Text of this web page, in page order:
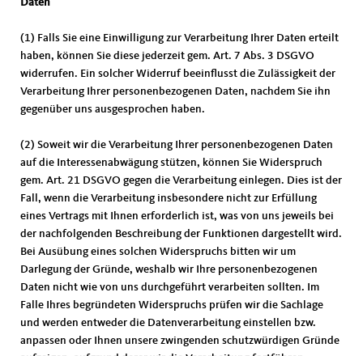
Daten
(1) Falls Sie eine Einwilligung zur Verarbeitung Ihrer Daten erteilt
haben, können Sie diese jederzeit gem. Art. 7 Abs. 3 DSGVO
widerrufen. Ein solcher Widerruf beeinflusst die Zulässigkeit der
Verarbeitung Ihrer personenbezogenen Daten, nachdem Sie ihn
gegenüber uns ausgesprochen haben.
(2) Soweit wir die Verarbeitung Ihrer personenbezogenen Daten
auf die Interessenabwägung stützen, können Sie Widerspruch
gem. Art. 21 DSGVO gegen die Verarbeitung einlegen. Dies ist der
Fall, wenn die Verarbeitung insbesondere nicht zur Erfüllung
eines Vertrags mit Ihnen erforderlich ist, was von uns jeweils bei
der nachfolgenden Beschreibung der Funktionen dargestellt wird.
Bei Ausübung eines solchen Widerspruchs bitten wir um
Darlegung der Gründe, weshalb wir Ihre personenbezogenen
Daten nicht wie von uns durchgeführt verarbeiten sollten. Im
Falle Ihres begründeten Widerspruchs prüfen wir die Sachlage
und werden entweder die Datenverarbeitung einstellen bzw.
anpassen oder Ihnen unsere zwingenden schutzwürdigen Gründe